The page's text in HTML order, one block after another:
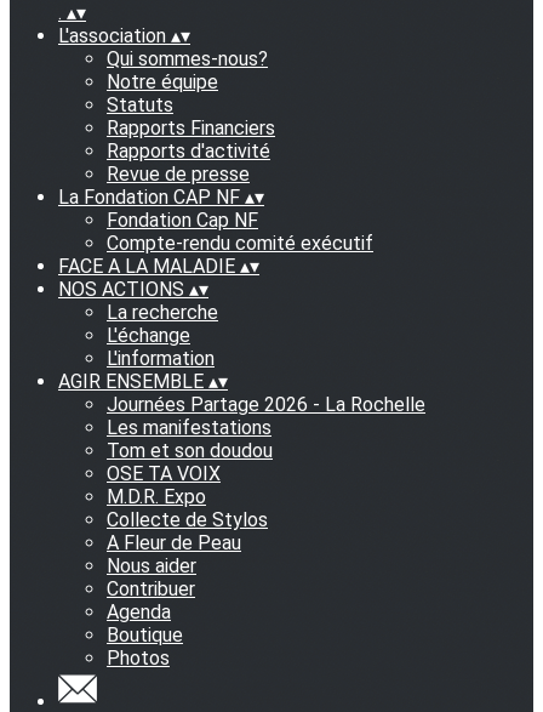
. ▴▾
L'association ▴▾
Qui sommes-nous?
Notre équipe
Statuts
Rapports Financiers
Rapports d'activité
Revue de presse
La Fondation CAP NF ▴▾
Fondation Cap NF
Compte-rendu comité exécutif
FACE A LA MALADIE ▴▾
NOS ACTIONS ▴▾
La recherche
L'échange
L'information
AGIR ENSEMBLE ▴▾
Journées Partage 2026 - La Rochelle
Les manifestations
Tom et son doudou
OSE TA VOIX
M.D.R. Expo
Collecte de Stylos
A Fleur de Peau
Nous aider
Contribuer
Agenda
Boutique
Photos